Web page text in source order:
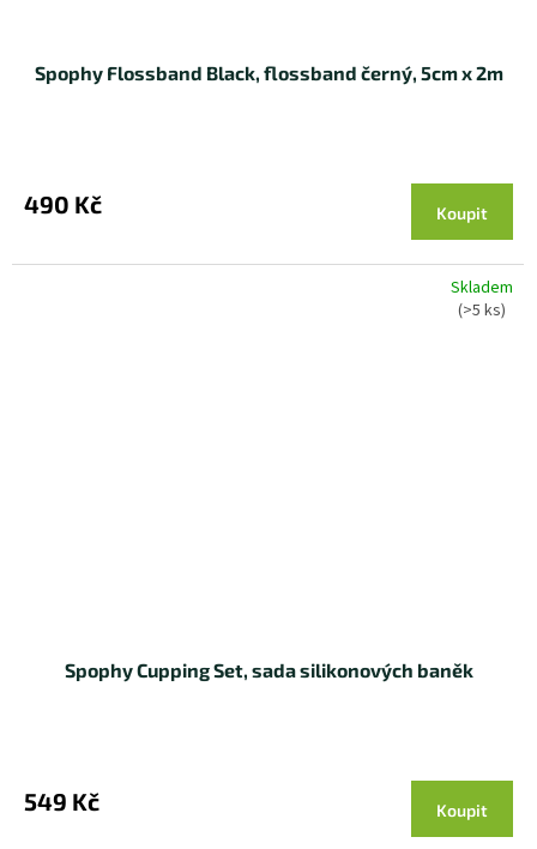
Spophy Flossband Black, flossband černý, 5cm x 2m
490 Kč Koupit
Skladem
(>5 ks)
Spophy Cupping Set, sada silikonových baněk
produktu
je
549 Kč Koupit